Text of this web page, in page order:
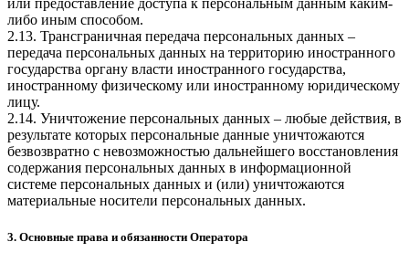
или предоставление доступа к персональным данным каким-
либо иным способом.
2.13. Трансграничная передача персональных данных –
передача персональных данных на территорию иностранного
государства органу власти иностранного государства,
иностранному физическому или иностранному юридическому
лицу.
2.14. Уничтожение персональных данных – любые действия, в
результате которых персональные данные уничтожаются
безвозвратно с невозможностью дальнейшего восстановления
содержания персональных данных в информационной
системе персональных данных и (или) уничтожаются
материальные носители персональных данных.
3. Основные права и обязанности Оператора